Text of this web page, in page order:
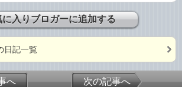
に入りブロガーに追加する
日記一覧
へ 次の記事へ